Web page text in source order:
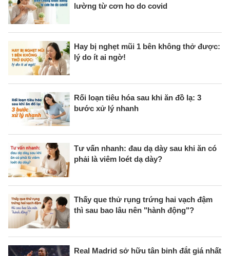
lường từ cơn ho do covid
Hay bị nghẹt mũi 1 bên không thở được:
lý do ít ai ngờ!
Rối loạn tiêu hóa sau khi ăn đồ lạ: 3
bước xử lý nhanh
Tư vấn nhanh: đau dạ dày sau khi ăn có
phải là viêm loét dạ dày?
Thấy que thử rụng trứng hai vạch đậm
thì sau bao lâu nên "hành động"?
Real Madrid sở hữu tân binh đắt giá nhất